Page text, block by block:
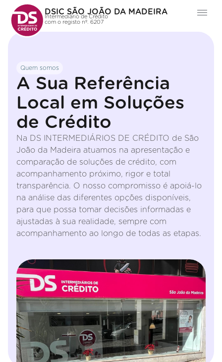
DSIC SÃO JOÃO DA MADEIRA
Intermediário de Crédito
com o registo nº. 6207
Quem somos
A Sua Referência
Local em Soluções
de Crédito
Na DS INTERMEDIÁRIOS DE CRÉDITO de São
João da Madeira atuamos na apresentação e
comparação de soluções de crédito, com
acompanhamento próximo, rigor e total
transparência. O nosso compromisso é apoiá-lo
na análise das diferentes opções disponíveis,
para que possa tomar decisões informadas e
ajustadas à sua realidade, sempre com
acompanhamento ao longo de todas as etapas.